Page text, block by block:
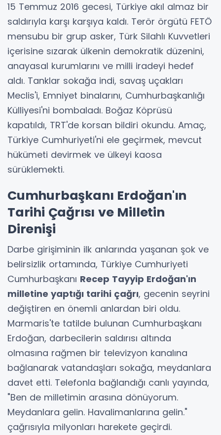
15 Temmuz 2016 gecesi, Türkiye akıl almaz bir
saldırıyla karşı karşıya kaldı. Terör örgütü FETÖ
mensubu bir grup asker, Türk Silahlı Kuvvetleri
içerisine sızarak ülkenin demokratik düzenini,
anayasal kurumlarını ve milli iradeyi hedef
aldı. Tanklar sokağa indi, savaş uçakları
Meclis'i, Emniyet binalarını, Cumhurbaşkanlığı
Külliyesi'ni bombaladı. Boğaz Köprüsü
kapatıldı, TRT'de korsan bildiri okundu. Amaç,
Türkiye Cumhuriyeti'ni ele geçirmek, mevcut
hükümeti devirmek ve ülkeyi kaosa
sürüklemekti.
Cumhurbaşkanı Erdoğan'ın
Tarihi Çağrısı ve Milletin
Direnişi
Darbe girişiminin ilk anlarında yaşanan şok ve
belirsizlik ortamında, Türkiye Cumhuriyeti
Cumhurbaşkanı Recep Tayyip Erdoğan'ın
milletine yaptığı tarihi çağrı, gecenin seyrini
değiştiren en önemli anlardan biri oldu.
Marmaris'te tatilde bulunan Cumhurbaşkanı
Erdoğan, darbecilerin saldırısı altında
olmasına rağmen bir televizyon kanalına
bağlanarak vatandaşları sokağa, meydanlara
davet etti. Telefonla bağlandığı canlı yayında,
"Ben de milletimin arasına dönüyorum.
Meydanlara gelin. Havalimanlarına gelin."
çağrısıyla milyonları harekete geçirdi.